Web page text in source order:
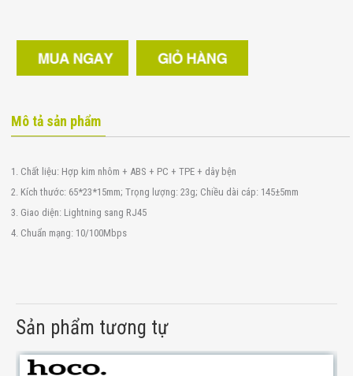
Mô tả sản phẩm
1. Chất liệu: Hợp kim nhôm + ABS + PC + TPE + dây bện
2. Kích thước: 65*23*15mm; Trọng lượng: 23g; Chiều dài cáp: 145±5mm
3. Giao diện: Lightning sang RJ45
4. Chuẩn mạng: 10/100Mbps
Sản phẩm tương tự